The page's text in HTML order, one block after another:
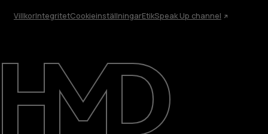
Reparera, återanvända, återvinna
Hållbarhet
Kundservice
VillkorIntegritetCookieinställningarEtikSpeak Up channel